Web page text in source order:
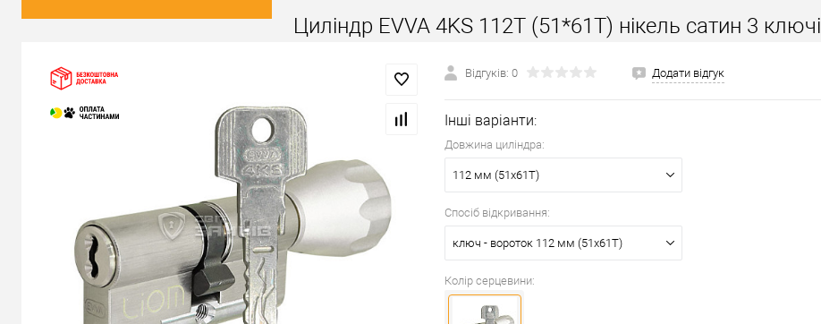
Циліндр EVVA 4KS 112T (51*61T) нікель сатин 3 ключі
Відгуків: 0 Додати відгук
Інші варіанти:
Довжина циліндра:
112 мм (51x61T)
Спосіб відкривання:
ключ - вороток 112 мм (51x61T)
Колір серцевини: